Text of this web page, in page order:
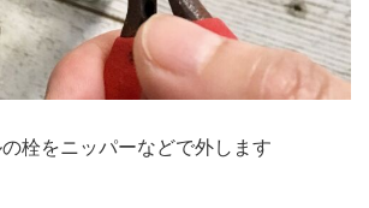
栓をニッパーなどで外します